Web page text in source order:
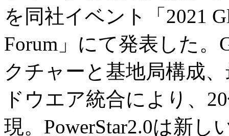
を同社イベント「2021
Forum」にて発表した。
クチャーと基地局構成
ドウエア統合により、
現。PowerStar2.0は新